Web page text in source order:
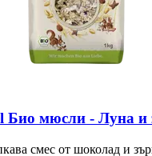
Био мюсли -​ Луна и
смес от шоколад и